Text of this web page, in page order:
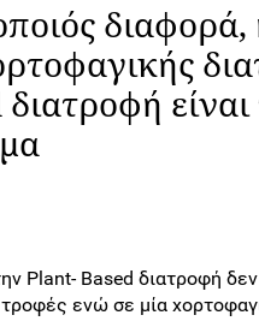
Plant- Based διατροφή
ενώ σε μία